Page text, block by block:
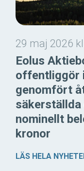
29 maj 2026
Eolus
offentliggör
genomfört
nominellt
kronor
LÄS HELA